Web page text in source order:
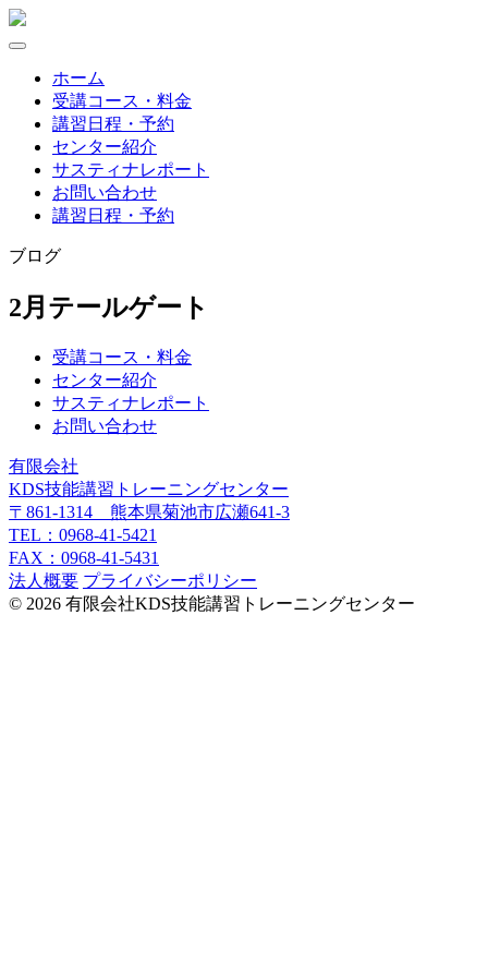
Skip
ホーム
受講コース・料金
講習日程・予約
センター紹介
サスティナレポート
お問い合わせ
講習日程・予約
ブログ
2月テールゲート
受講コース・料金
センター紹介
サスティナレポート
お問い合わせ
有限会社
KDS技能講習トレーニングセンター
〒861-1314 熊本県菊池市広瀬641-3
TEL：0968-41-5421
FAX：0968-41-5431
法人概要 プライバシーポリシー
© 2026 有限会社KDS技能講習トレーニングセンター